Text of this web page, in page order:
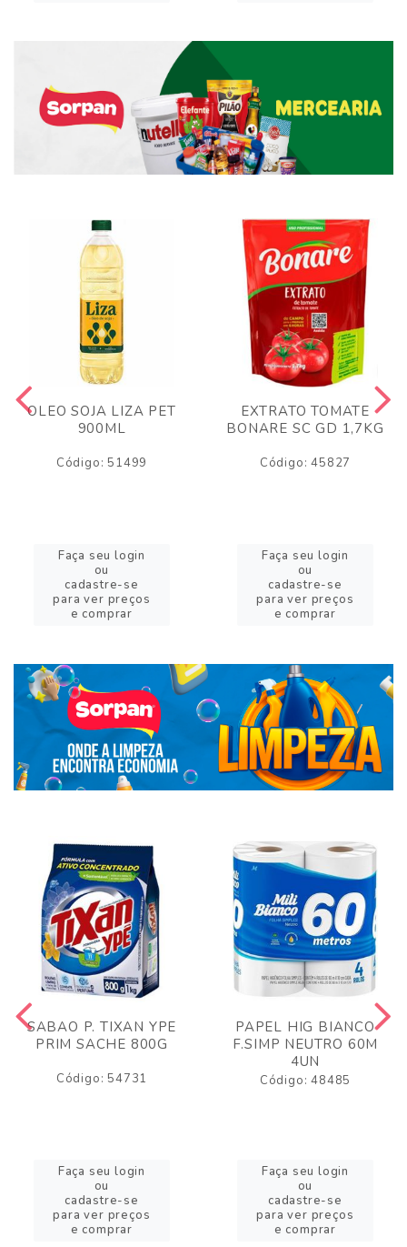
OLEO SOJA LIZA PET
900ML
Código: 51499
Faça seu login
ou
cadastre-se
para ver preços
e comprar
EXTRATO TOMATE
BONARE SC GD 1,7KG
Código: 45827
Faça seu login
ou
cadastre-se
para ver preços
e comprar
SABAO P. TIXAN YPE
PRIM SACHE 800G
Código: 54731
Faça seu login
ou
cadastre-se
para ver preços
e comprar
PAPEL HIG BIANCO
F.SIMP NEUTRO 60M
4UN
Código: 48485
Faça seu login
ou
cadastre-se
para ver preços
e comprar